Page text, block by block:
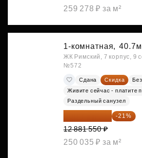
259 278 ₽ за м²
1-комнатная,
ЖК Римский, 7 корпус, 9
№572
Сдана Скидка
Живите сейчас - платите
Раздельный санузел
10 176 425 ₽ -21%
12 881 550 ₽
250 035 ₽ за м²